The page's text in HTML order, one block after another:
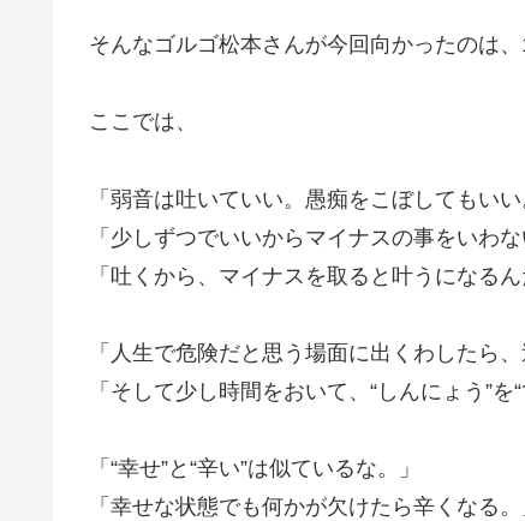
そんなゴルゴ松本さんが今回向かったのは
ここでは、
「弱音は吐いていい。愚痴をこぼしてもい
「少しずつでいいからマイナスの事をいわ
「 吐くから、マイナスを取ると叶うになる
「人生で危険だと思う場面に出くわしたら
「そして少し時間をおいて、 “しんにょう”を
「“幸せ”と“辛い”は似ているな。」
「幸せな状態でも何かが欠けたら辛くなる。